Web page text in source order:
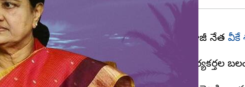
దివంగత జయలలిత సన్నిహితురాలు, పార్టీ మాజీ నేత వీకే
పర్యటించనున్నట్టు తెలిపారు. పార్టీకి